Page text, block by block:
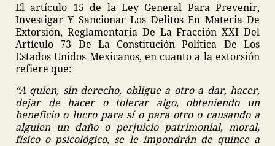
El artículo 15 de la Ley General Para Prevenir,
Investigar Y Sancionar Los Delitos En Materia De
Extorsión, Reglamentaria De La Fracción XXI Del
Artículo 73 De La Constitución Política De Los
Estados Unidos Mexicanos, en cuanto a la extorsión
refiere que:
“A quien, sin derecho, obligue a otro a dar, hacer,
dejar de hacer o tolerar algo, obteniendo un
beneficio o lucro para sí o para otro o causando a
alguien un daño o perjuicio patrimonial, moral,
físico o psicológico, se le impondrán de quince a